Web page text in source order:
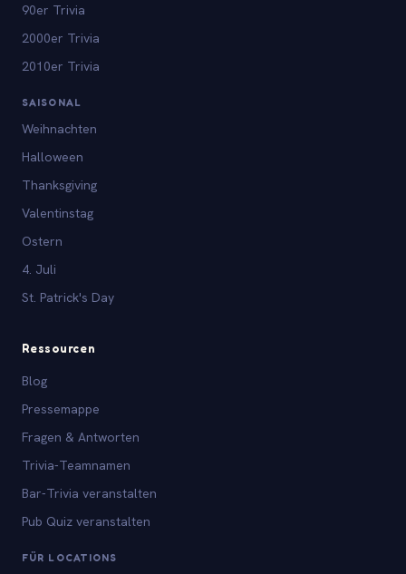
90er Trivia
2000er Trivia
2010er Trivia
SAISONAL
Weihnachten
Halloween
Thanksgiving
Valentinstag
Ostern
4. Juli
St. Patrick's Day
Ressourcen
Blog
Pressemappe
Fragen & Antworten
Trivia-Teamnamen
Bar-Trivia veranstalten
Pub Quiz veranstalten
FÜR LOCATIONS